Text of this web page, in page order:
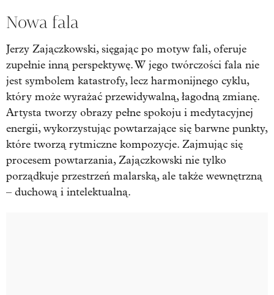
Nowa fala
Jerzy Zajączkowski, sięgając po motyw fali, oferuje
zupełnie inną perspektywę. W jego twórczości fala nie
jest symbolem katastrofy, lecz harmonijnego cyklu,
który może wyrażać przewidywalną, łagodną zmianę.
Artysta tworzy obrazy pełne spokoju i medytacyjnej
energii, wykorzystując powtarzające się barwne punkty,
które tworzą rytmiczne kompozycje. Zajmując się
procesem powtarzania, Zajączkowski nie tylko
porządkuje przestrzeń malarską, ale także wewnętrzną
– duchową i intelektualną.